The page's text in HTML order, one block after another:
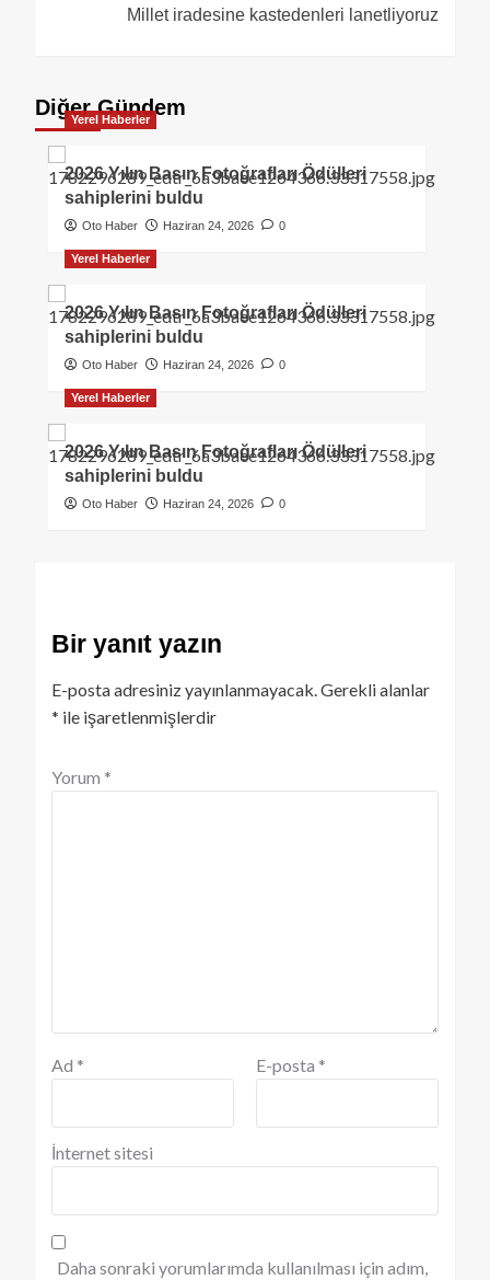
Millet iradesine kastedenleri lanetliyoruz
Diğer Gündem
Yerel Haberler
2026 Yılın Basın Fotoğrafları Ödülleri
sahiplerini buldu
Oto Haber Haziran 24, 2026 0
Yerel Haberler
2026 Yılın Basın Fotoğrafları Ödülleri
sahiplerini buldu
Oto Haber Haziran 24, 2026 0
Yerel Haberler
2026 Yılın Basın Fotoğrafları Ödülleri
sahiplerini buldu
Oto Haber Haziran 24, 2026 0
Bir yanıt yazın
E-posta adresiniz yayınlanmayacak.Gerekli alanlar
* ile işaretlenmişlerdir
Yorum *
Ad * E-posta *
İnternet sitesi
Daha sonraki yorumlarımda kullanılması için adım,